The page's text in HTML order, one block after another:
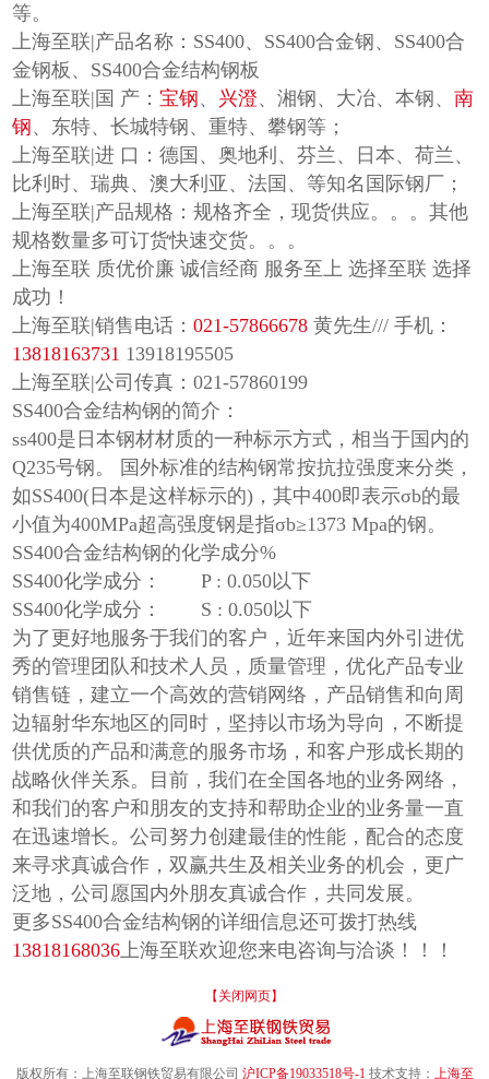
等。
上海至联|产品名称：SS400、SS400合金钢、SS400合
金钢板、SS400合金结构钢板
上海至联|国 产：宝钢、 兴澄、湘钢、大冶、本钢、南
钢、东特、长城特钢、重特、攀钢等；
上海至联|进 口：德国、奥地利、芬兰、日本、荷兰、
比利时、瑞典、澳大利亚、法国、等知名国际钢厂；
上海至联|产品规格：规格齐全，现货供应。。。其他
规格数量多可订货快速交货。。。
上海至联 质优价廉 诚信经商 服务至上 选择至联 选择
成功！
上海至联|销售电话：021-57866678黄先生/// 手机：
13818163731 13918195505
上海至联|公司传真：021-57860199
SS400合金结构钢的简介：
ss400是日本钢材材质的一种标示方式，相当于国内的
Q235号钢。 国外标准的结构钢常按抗拉强度来分类，
如SS400(日本是这样标示的)，其中400即表示σb的最
小值为400MPa超高强度钢是指σb≥1373 Mpa的钢。
SS400合金结构钢的化学成分%
SS400化学成分： P : 0.050以下
SS400化学成分： S : 0.050以下
为了更好地服务于我们的客户，近年来国内外引进优
秀的管理团队和技术人员，质量管理，优化产品专业
销售链，建立一个高效的营销网络，产品销售和向周
边辐射华东地区的同时，坚持以市场为导向，不断提
供优质的产品和满意的服务市场，和客户形成长期的
战略伙伴关系。目前，我们在全国各地的业务网络，
和我们的客户和朋友的支持和帮助企业的业务量一直
在迅速增长。公司努力创建最佳的性能，配合的态度
来寻求真诚合作，双赢共生及相关业务的机会，更广
泛地，公司愿国内外朋友真诚合作，共同发展。
更多SS400合金结构钢的详细信息还可拨打热线
13818168036 上海至联欢迎您来电咨询与洽谈！！！
【关闭网页】
版权所有：上海至联钢铁贸易有限公司 沪ICP备19033518号-1技术支持： 上海至